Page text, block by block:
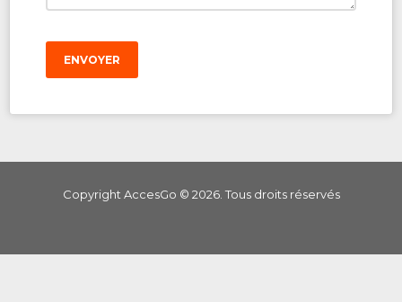
ENVOYER
Copyright AccesGo © 2026. Tous droits réservés